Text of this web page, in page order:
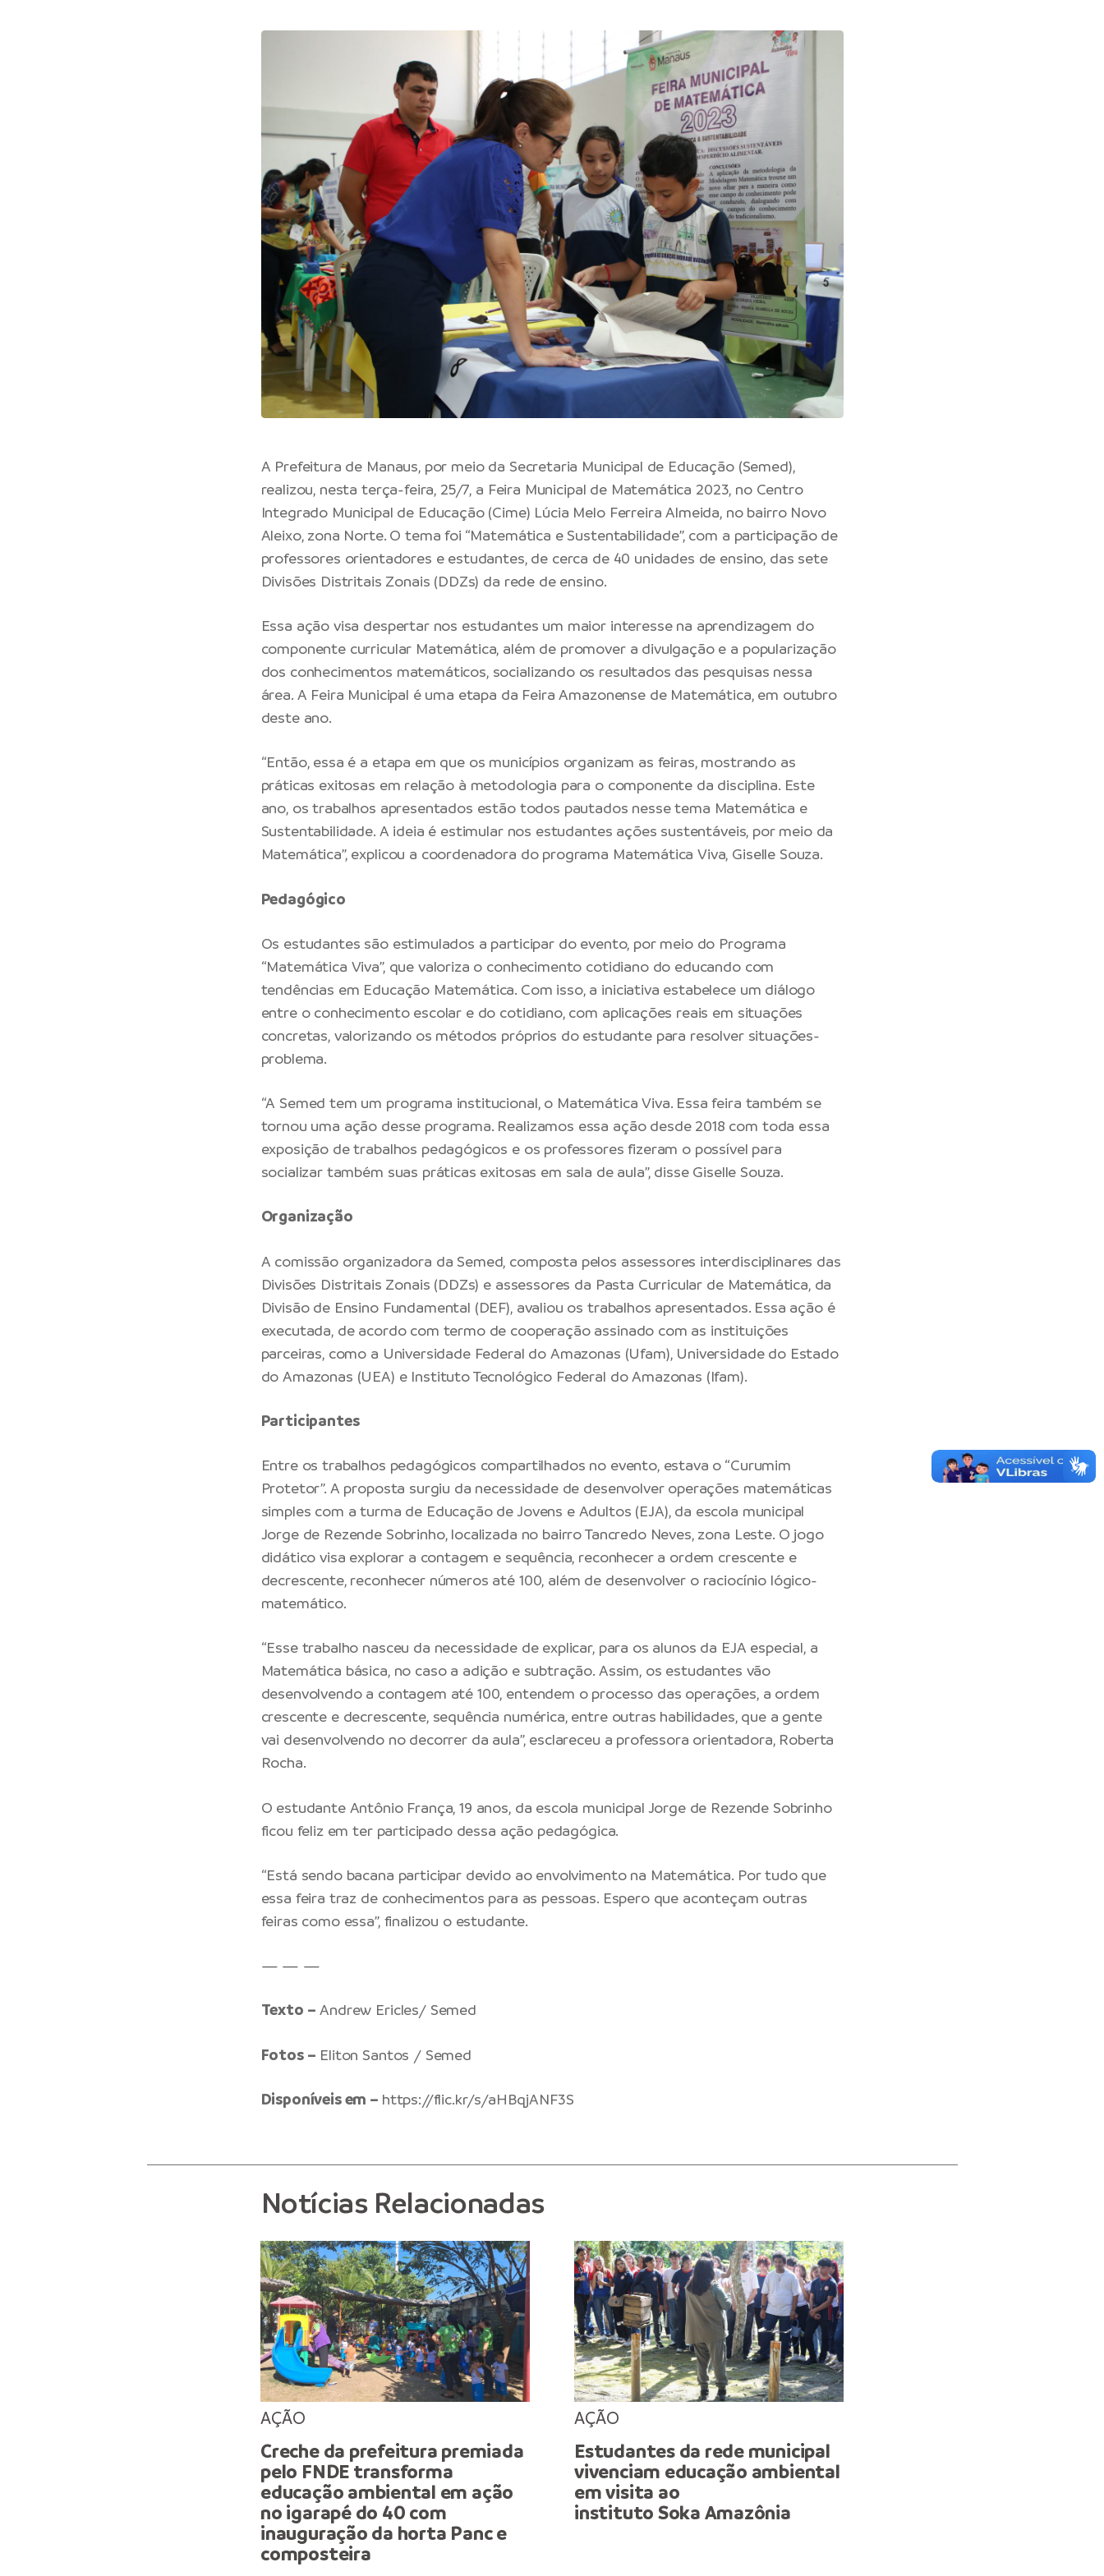
A Prefeitura de Manaus, por meio da Secretaria Municipal de Educação (Semed),
realizou, nesta terça-feira, 25/7, a Feira Municipal de Matemática 2023, no Centro
Integrado Municipal de Educação (Cime) Lúcia Melo Ferreira Almeida, no bairro Novo
Aleixo, zona Norte. O tema foi “Matemática e Sustentabilidade”, com a participação de
professores orientadores e estudantes, de cerca de 40 unidades de ensino, das sete
Divisões Distritais Zonais (DDZs) da rede de ensino.
Essa ação visa despertar nos estudantes um maior interesse na aprendizagem do
componente curricular Matemática, além de promover a divulgação e a popularização
dos conhecimentos matemáticos, socializando os resultados das pesquisas nessa
área. A Feira Municipal é uma etapa da Feira Amazonense de Matemática, em outubro
deste ano.
“Então, essa é a etapa em que os municípios organizam as feiras, mostrando as
práticas exitosas em relação à metodologia para o componente da disciplina. Este
ano, os trabalhos apresentados estão todos pautados nesse tema Matemática e
Sustentabilidade. A ideia é estimular nos estudantes ações sustentáveis, por meio da
Matemática”, explicou a coordenadora do programa Matemática Viva, Giselle Souza.
Pedagógico
Os estudantes são estimulados a participar do evento, por meio do Programa
“Matemática Viva”, que valoriza o conhecimento cotidiano do educando com
tendências em Educação Matemática. Com isso, a iniciativa estabelece um diálogo
entre o conhecimento escolar e do cotidiano, com aplicações reais em situações
concretas, valorizando os métodos próprios do estudante para resolver situações-
problema.
“A Semed tem um programa institucional, o Matemática Viva. Essa feira também se
tornou uma ação desse programa. Realizamos essa ação desde 2018 com toda essa
exposição de trabalhos pedagógicos e os professores fizeram o possível para
socializar também suas práticas exitosas em sala de aula”, disse Giselle Souza.
Organização
A comissão organizadora da Semed, composta pelos assessores interdisciplinares das
Divisões Distritais Zonais (DDZs) e assessores da Pasta Curricular de Matemática, da
Divisão de Ensino Fundamental (DEF), avaliou os trabalhos apresentados. Essa ação é
executada, de acordo com termo de cooperação assinado com as instituições
parceiras, como a Universidade Federal do Amazonas (Ufam), Universidade do Estado
do Amazonas (UEA) e Instituto Tecnológico Federal do Amazonas (Ifam).
Participantes
Entre os trabalhos pedagógicos compartilhados no evento, estava o “Curumim
Protetor”. A proposta surgiu da necessidade de desenvolver operações matemáticas
simples com a turma de Educação de Jovens e Adultos (EJA), da escola municipal
Jorge de Rezende Sobrinho, localizada no bairro Tancredo Neves, zona Leste. O jogo
didático visa explorar a contagem e sequência, reconhecer a ordem crescente e
decrescente, reconhecer números até 100, além de desenvolver o raciocínio lógico-
matemático.
“Esse trabalho nasceu da necessidade de explicar, para os alunos da EJA especial, a
Matemática básica, no caso a adição e subtração. Assim, os estudantes vão
desenvolvendo a contagem até 100, entendem o processo das operações, a ordem
crescente e decrescente, sequência numérica, entre outras habilidades, que a gente
vai desenvolvendo no decorrer da aula”, esclareceu a professora orientadora, Roberta
Rocha.
O estudante Antônio França, 19 anos, da escola municipal Jorge de Rezende Sobrinho
ficou feliz em ter participado dessa ação pedagógica.
“Está sendo bacana participar devido ao envolvimento na Matemática. Por tudo que
essa feira traz de conhecimentos para as pessoas. Espero que aconteçam outras
feiras como essa”, finalizou o estudante.
— — —
Texto – Andrew Ericles/ Semed
Fotos – Eliton Santos / Semed
Disponíveis em – https://flic.kr/s/aHBqjANF3S
Notícias Relacionadas
AÇÃO
Creche da prefeitura premiada
pelo FNDE transforma
educação ambiental em ação
no igarapé do 40 com
inauguração da horta Panc e
composteira
AÇÃO
Estudantes da rede municipal
vivenciam educação ambiental
em visita ao
instituto Soka Amazônia